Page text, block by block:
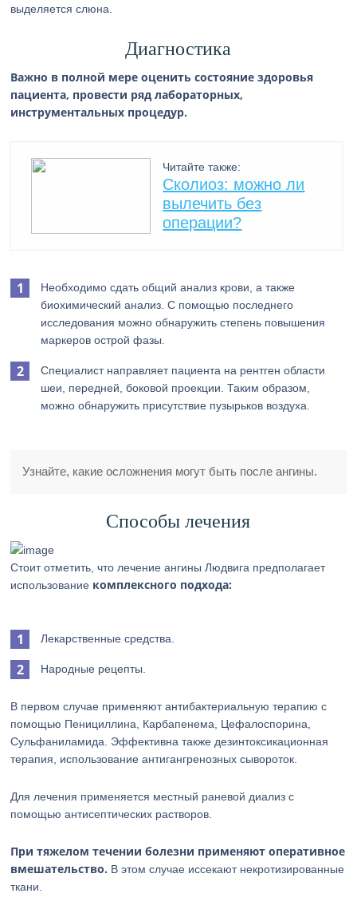
выделяется слюна.
Диагностика
Важно в полной мере оценить состояние здоровья
пациента, провести ряд лабораторных,
инструментальных процедур.
Читайте также:
Сколиоз: можно ли
вылечить без
операции?
Необходимо сдать общий анализ крови, а также
биохимический анализ. С помощью последнего
исследования можно обнаружить степень повышения
маркеров острой фазы.
Специалист направляет пациента на рентген области
шеи, передней, боковой проекции. Таким образом,
можно обнаружить присутствие пузырьков воздуха.
Узнайте, какие осложнения могут быть после ангины.
Способы лечения
Стоит отметить, что лечение ангины Людвига предполагает
использование комплексного подхода:
Лекарственные средства.
Народные рецепты.
В первом случае применяют антибактериальную терапию с
помощью Пенициллина, Карбапенема, Цефалоспорина,
Сульфаниламида. Эффективна также дезинтоксикационная
терапия, использование антигангренозных сывороток.
Для лечения применяется местный раневой диализ с
помощью антисептических растворов.
При тяжелом течении болезни применяют оперативное
вмешательство. В этом случае иссекают некротизированные
ткани.